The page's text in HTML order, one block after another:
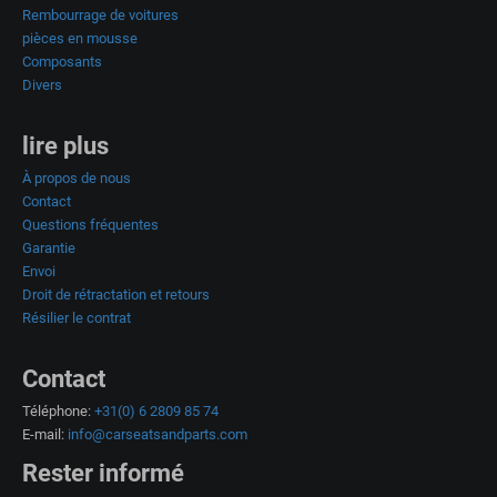
Rembourrage de voitures
pièces en mousse
Composants
Divers
lire plus
À propos de nous
Contact
Questions fréquentes
Garantie
Envoi
Droit de rétractation et retours
Résilier le contrat
Contact
Téléphone: +31(0) 6 2809 85 74
E-mail: info@carseatsandparts.com
Rester informé